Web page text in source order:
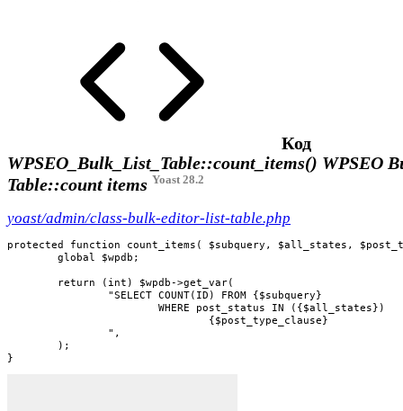
Код
WPSEO_Bulk_List_Table::count_items() WPSEO
Table::count items Yoast 28.2
yoast/admin/class-bulk-editor-list-table.php
protected function count_items( $subquery, $all_states,
}